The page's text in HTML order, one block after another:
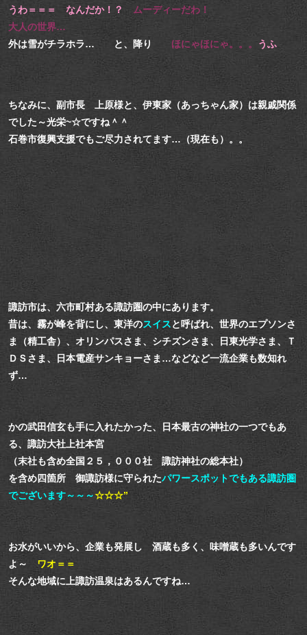
うわ＝＝＝ なんだか！？ ムーディーだわ！
大人の世界…
外は雪がチラホラ… と、降り ほにゃほにゃ。。。 うふ
ちなみに、副市長 上原様と、伊東家（あっちゃん家）は親戚関係
でした～光栄~☆ですね＾＾
石巻市復興支援でもご尽力されてます…（現在も）。。
諏訪市は、六市町村ある諏訪圏の中にあります。
昔は、霧が峰を背にし、東洋のスイスと呼ばれ、世界のエプソンさ
ま（精工舎）、オリンパスさま、シチズンさま、日東光学さま、Ｔ
ＤＳさま、日本電産サンキョーさま…などなど一流企業も数知れ
ず…
かの武田信玄も手に入れたかった、日本最古の神社の一つでもあ
る、諏訪大社上社本宮
（末社も含め全国２５，０００社 諏訪神社の総本社）
を含め四箇所 御諏訪様に守られたパワースポットでもある諏訪圏
でございます～～～☆☆☆”
お水がいいから、企業も発展し 酒蔵も多く、味噌蔵も多いんです
よ～ ワオ＝＝
そんな地域に上諏訪温泉はあるんですね…